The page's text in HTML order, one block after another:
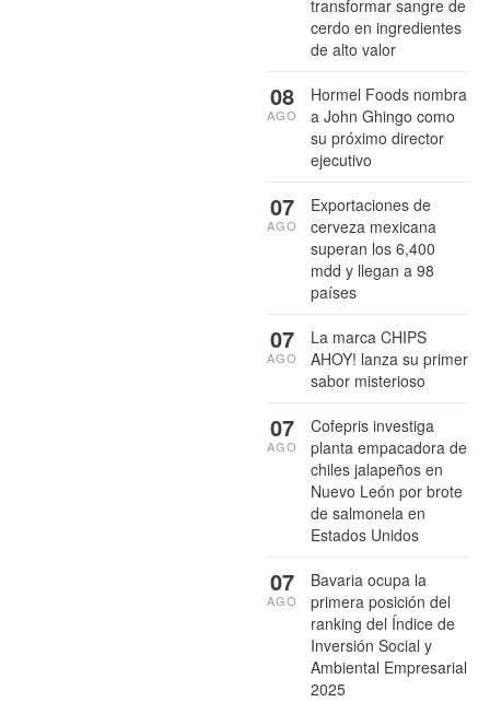
transformar sangre de
cerdo en ingredientes
de alto valor
Hormel Foods nombra
a John Ghingo como
su próximo director
ejecutivo
08
AGO
Exportaciones de
cerveza mexicana
superan los 6,400
mdd y llegan a 98
países
07
AGO
La marca CHIPS
AHOY! lanza su primer
sabor misterioso
07
AGO
Cofepris investiga
planta empacadora de
chiles jalapeños en
Nuevo León por brote
de salmonela en
Estados Unidos
07
AGO
Bavaria ocupa la
primera posición del
ranking del Índice de
Inversión Social y
Ambiental Empresarial
2025
07
AGO